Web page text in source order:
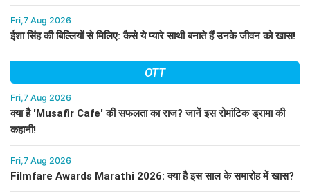
Fri,7 Aug 2026
ईशा सिंह की बिल्लियों से मिलिए: कैसे ये प्यारे साथी बनाते हैं उनके जीवन को खास!
OTT
Fri,7 Aug 2026
क्या है 'Musafir Cafe' की सफलता का राज? जानें इस रोमांटिक ड्रामा की
कहानी!
Fri,7 Aug 2026
Filmfare Awards Marathi 2026: क्या है इस साल के समारोह में खास?